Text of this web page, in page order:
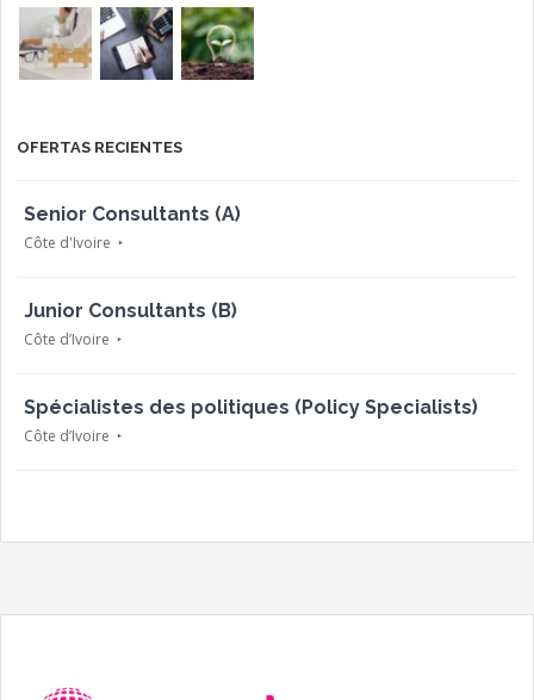
OFERTAS RECIENTES
Senior Consultants (A)
Côte d'Ivoire
Junior Consultants (B)
Côte d’Ivoire
Spécialistes des politiques (Policy Specialists)
Côte d’Ivoire